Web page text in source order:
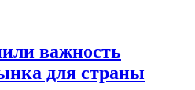
важность
для страны